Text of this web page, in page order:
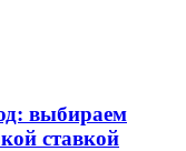
выбираем
ставкой